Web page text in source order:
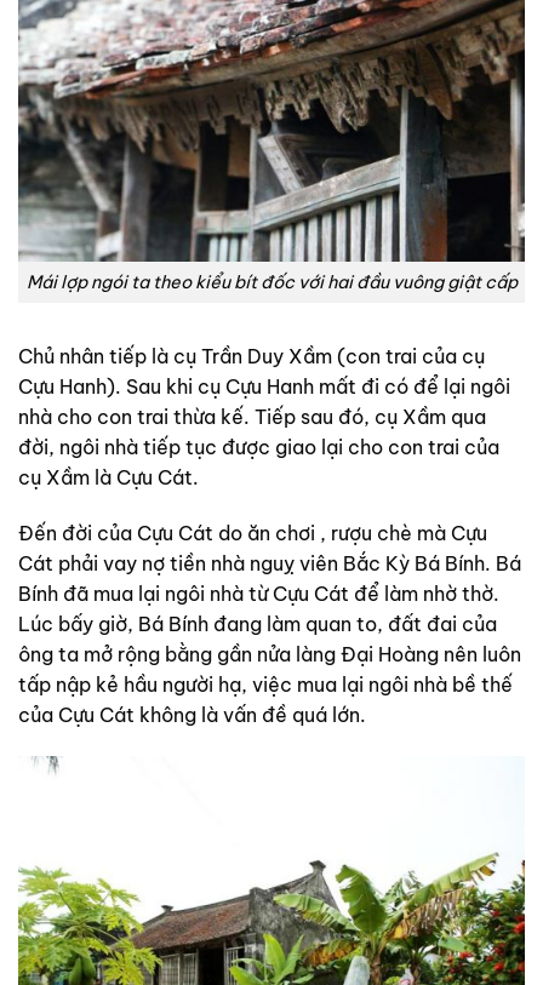
Mái lợp ngói ta theo kiểu bít đốc với hai đầu vuông giật cấp
Chủ nhân tiếp là cụ Trần Duy Xầm (con trai của cụ
Cựu Hanh). Sau khi cụ Cựu Hanh mất đi có để lại ngôi
nhà cho con trai thừa kế. Tiếp sau đó, cụ Xầm qua
đời, ngôi nhà tiếp tục được giao lại cho con trai của
cụ Xầm là Cựu Cát.
Đến đời của Cựu Cát do ăn chơi , rượu chè mà Cựu
Cát phải vay nợ tiền nhà nguỵ viên Bắc Kỳ Bá Bính. Bá
Bính đã mua lại ngôi nhà từ Cựu Cát để làm nhờ thờ.
Lúc bấy giờ, Bá Bính đang làm quan to, đất đai của
ông ta mở rộng bằng gần nửa làng Đại Hoàng nên luôn
tấp nập kẻ hầu người hạ, việc mua lại ngôi nhà bề thế
của Cựu Cát không là vấn đề quá lớn.